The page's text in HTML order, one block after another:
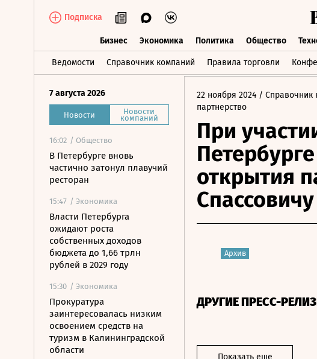
Подписка
Бизнес Экономика Политика Общество
Ведомости Справочник компаний Правила торговли
Бизнес Экономика Политика Общество
7 августа 2026
Новости Новости
компаний
16:02 / Общество
В Петербурге вновь
частично затонул плавучий
ресторан
15:47 / Экономика
Власти Петербурга
ожидают роста
собственных доходов
бюджета до 1,66 трлн
рублей в 2029 году
15:30 / Экономика
Прокуратура
заинтересовалась низким
освоением средств на
туризм в Калининградской
области
22 ноября 2024 / Справочник
партнерство
При
открытия
Спассовичу
Архив
ДРУГИЕ ПРЕСС-
Показать еще